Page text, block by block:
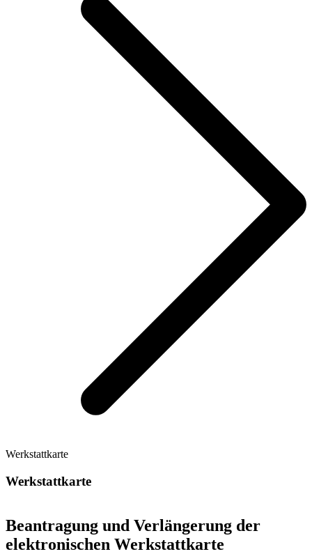
Werkstattkarte
Werkstattkarte
Beantragung und Verlängerung der
elektronischen Werkstattkarte